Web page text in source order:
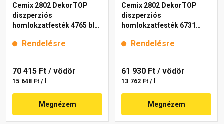
Cemix 2802 DekorTOP
diszperziós
homlokzatfesték 4765 blue
Rendelésre
70 415 Ft / vödör
15 648 Ft / l
Megnézem
Cemix 2802 DekorTOP
diszperziós
homlokzatfesték 6731
Rendelésre
61 930 Ft / vödör
13 762 Ft / l
Megnézem